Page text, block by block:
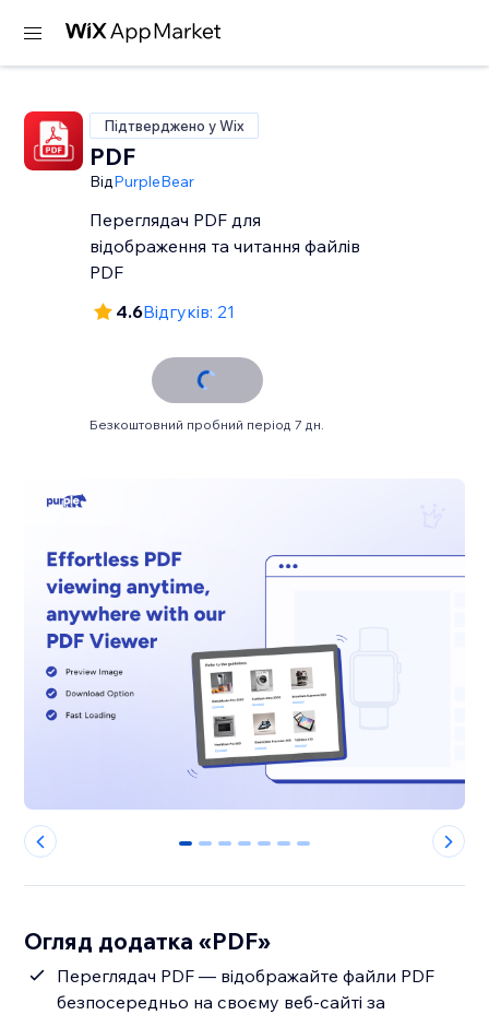
Підтверджено у Wix
PDF
ВідPurpleBear
Переглядач PDF для
відображення та читання файлів
PDF
4.6Відгуків: 21
Безкоштовний пробний період 7 дн.
0 1 2 3 4 5 6
Огляд додатка «PDF»
Переглядач PDF — відображайте файли PDF
безпосередньо на своєму веб-сайті за